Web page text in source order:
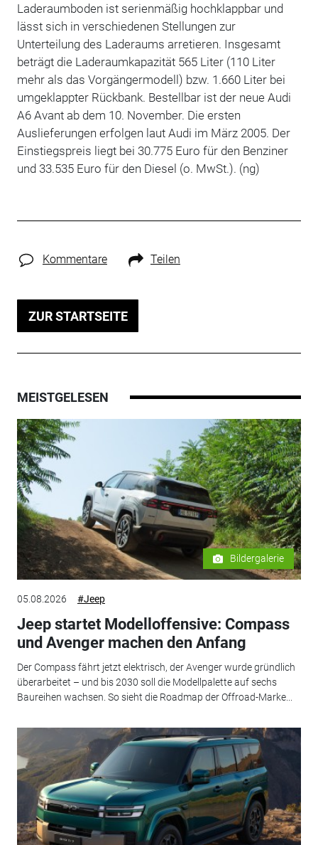
Laderaumboden ist serienmäßig hochklappbar und
lässt sich in verschiedenen Stellungen zur
Unterteilung des Laderaums arretieren. Insgesamt
beträgt die Laderaumkapazität 565 Liter (110 Liter
mehr als das Vorgängermodell) bzw. 1.660 Liter bei
umgeklappter Rückbank. Bestellbar ist der neue Audi
A6 Avant ab dem 10. November. Die ersten
Auslieferungen erfolgen laut Audi im März 2005. Der
Einstiegspreis liegt bei 30.775 Euro für den Benziner
und 33.535 Euro für den Diesel (o. MwSt.). (ng)
Kommentare Teilen
ZUR STARTSEITE
MEISTGELESEN
Bildergalerie
05.08.2026 #Jeep
Jeep startet Modelloffensive: Compass
und Avenger machen den Anfang
Der Compass fährt jetzt elektrisch, der Avenger wurde gründlich
überarbeitet – und bis 2030 soll die Modellpalette auf sechs
Baureihen wachsen. So sieht die Roadmap der Offroad-Marke...